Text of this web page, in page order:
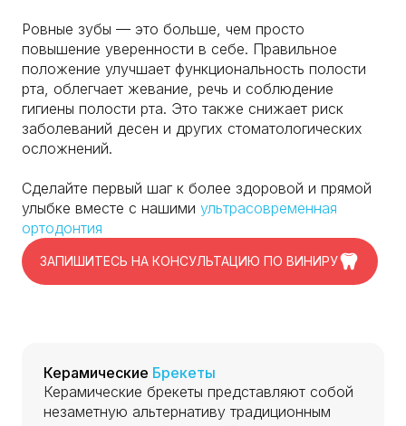
Ровные зубы — это больше, чем просто
повышение уверенности в себе. Правильное
положение улучшает функциональность полости
рта, облегчает жевание, речь и соблюдение
гигиены полости рта. Это также снижает риск
заболеваний десен и других стоматологических
осложнений.
Сделайте первый шаг к более здоровой и прямой
улыбке вместе с нашими ультрасовременная
ортодонтия
ЗАПИШИТЕСЬ НА КОНСУЛЬТАЦИЮ ПО ВИНИРУ
Керамические Брекеты
Керамические брекеты представляют собой
незаметную альтернативу традиционным